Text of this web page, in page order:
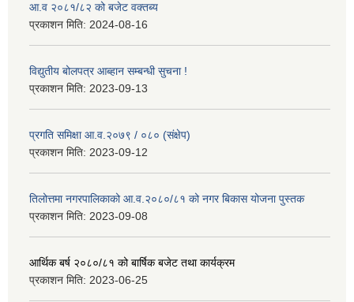
आ.व २०८१/८२ को बजेट वक्तब्य
प्रकाशन मिति: 2024-08-16
विद्युतीय बोलपत्र आब्हान सम्बन्धी सुचना !
प्रकाशन मिति: 2023-09-13
प्रगति समिक्षा आ.व.२०७९ / ०८० (संक्षेप)
प्रकाशन मिति: 2023-09-12
तिलोत्तमा नगरपालिकाको आ.व.२०८०/८१ को नगर बिकास योजना पुस्तक
प्रकाशन मिति: 2023-09-08
आर्थिक बर्ष २०८०/८१ को बार्षिक बजेट तथा कार्यक्रम
प्रकाशन मिति: 2023-06-25